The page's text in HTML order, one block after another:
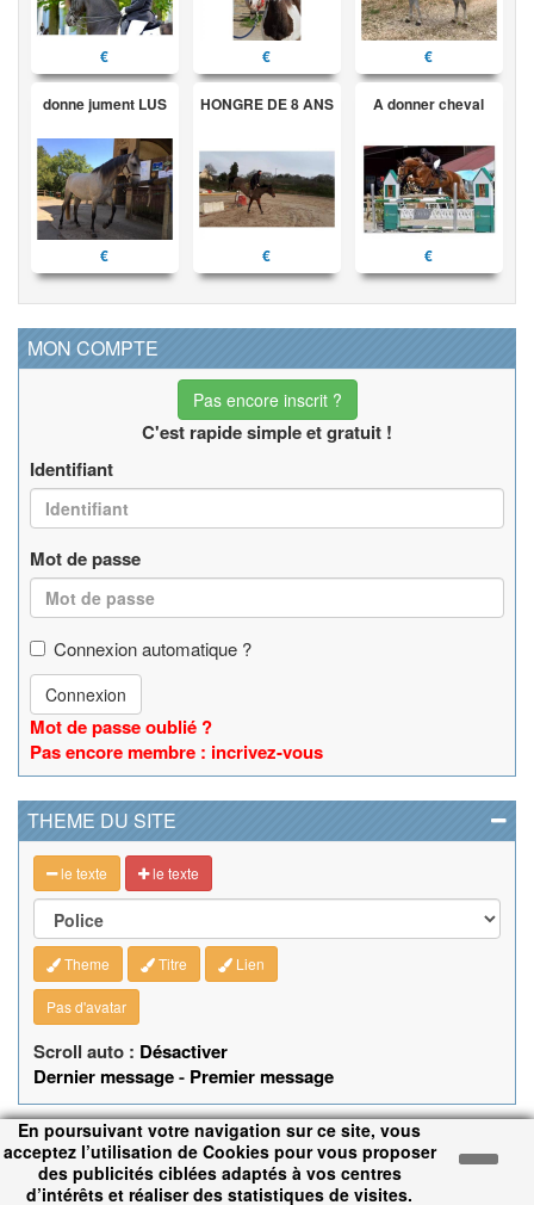
€ € €
donne jument LUS
€
HONGRE DE 8 ANS
€
A donner cheval
€
MON COMPTE
Pas encore inscrit ?
C'est rapide simple et gratuit !
Identifiant
Mot de passe
Connexion automatique ?
Connexion
Mot de passe oublié ?
Pas encore membre : incrivez-vous
THEME DU SITE
le texte le texte
Theme Titre Lien
Pas d'avatar
Scroll auto : Désactiver
Dernier message- Premier message
ANNONCES SELLES
En poursuivant votre navigation sur ce site, vous
acceptez l’utilisation de Cookies pour vous proposer
des publicités ciblées adaptés à vos centres
d’intérêts et réaliser des statistiques de visites.